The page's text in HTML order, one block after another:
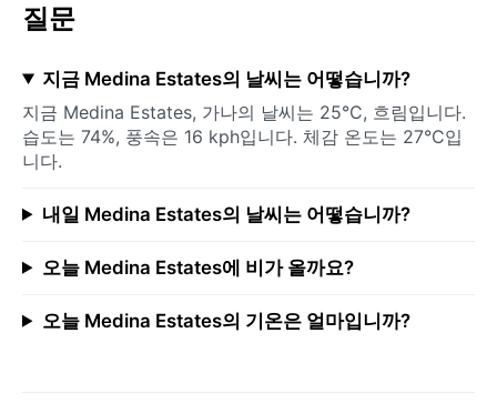
질문
지금 Medina Estates의 날씨는 어떻습니까?
지금 Medina Estates, 가나의 날씨는 25°C, 흐림입니다.
습도는 74%, 풍속은 16 kph입니다. 체감 온도는 27°C입
니다.
내일 Medina Estates의 날씨는 어떻습니까?
오늘 Medina Estates에 비가 올까요?
오늘 Medina Estates의 기온은 얼마입니까?